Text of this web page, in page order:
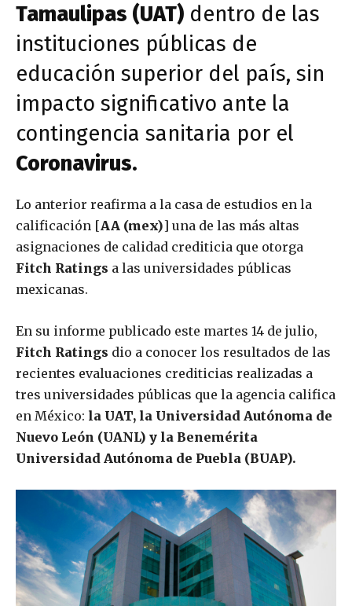
Tamaulipas (UAT) dentro de las
instituciones públicas de
educación superior del país, sin
impacto significativo ante la
contingencia sanitaria por el
Coronavirus.
Lo anterior reafirma a la casa de estudios en la
calificación [AA (mex)] una de las más altas
asignaciones de calidad crediticia que otorga
Fitch Ratings a las universidades públicas
mexicanas.
En su informe publicado este martes 14 de julio,
Fitch Ratings dio a conocer los resultados de las
recientes evaluaciones crediticias realizadas a
tres universidades públicas que la agencia califica
en México: la UAT, la Universidad Autónoma de
Nuevo León (UANL) y la Benemérita
Universidad Autónoma de Puebla (BUAP).